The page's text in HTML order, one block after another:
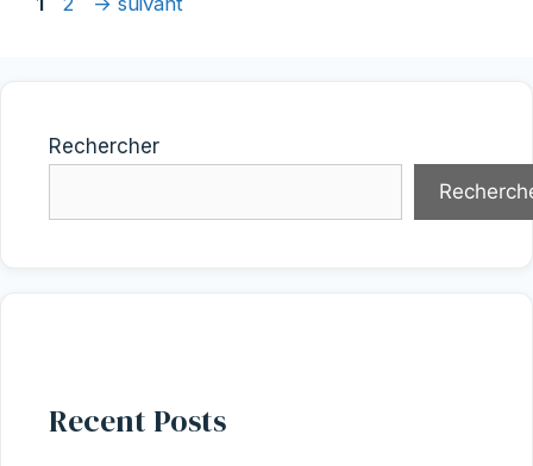
Rechercher
Recent Posts